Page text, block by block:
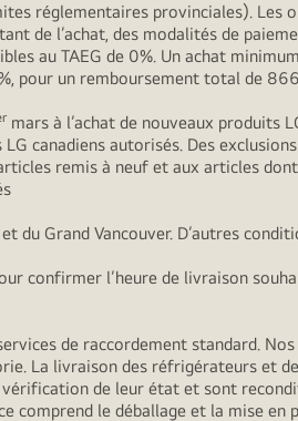
réglementaires provinciales).
de l’achat, des modalités de
au TAEG de 0%. Un achat
pour un remboursement total de
mars à l’achat de nouveaux produits
canadiens autorisés. Des
remis à neuf et aux articles
Grand Vancouver. D’autres
confirmer l’heure de livraison
de raccordement standard.
La livraison des réfrigérateurs et
de leur état et sont
comprend le déballage et la mise